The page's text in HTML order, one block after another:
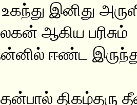
இனிது
ஆகிய பரிசும்
ஈண்ட
திகழ்தரு